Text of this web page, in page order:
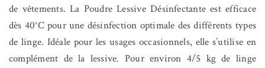
de vêtements. La Poudre Lessive Désinfectante est efficace
dès 40°C pour une désinfection optimale des différents types
de linge. Idéale pour les usages occasionnels, elle s’utilise en
complément de la lessive. Pour environ 4/5 kg de linge